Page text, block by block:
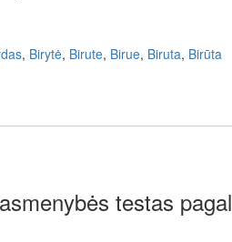
, Birytė, Birute, Birue, Biruta, Birūta
testas pagal